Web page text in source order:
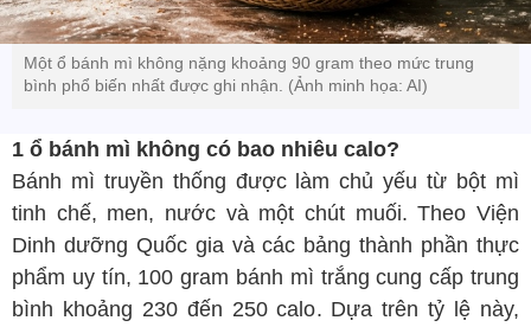
Một ổ bánh mì không nặng khoảng 90 gram theo mức trung
bình phổ biến nhất được ghi nhận. (Ảnh minh họa: AI)
1 ổ bánh mì không có bao nhiêu calo?
Bánh mì truyền thống được làm chủ yếu từ bột mì
tinh chế, men, nước và một chút muối. Theo Viện
Dinh dưỡng Quốc gia và các bảng thành phần thực
phẩm uy tín, 100 gram bánh mì trắng cung cấp trung
bình khoảng 230 đến 250 calo. Dựa trên tỷ lệ này,